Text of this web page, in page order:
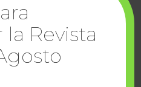
Revista